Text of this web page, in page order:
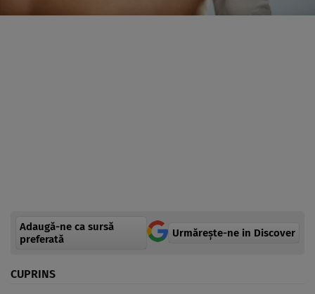
Adaugă-ne ca sursă
preferată
Urmărește-ne in Discover
CUPRINS